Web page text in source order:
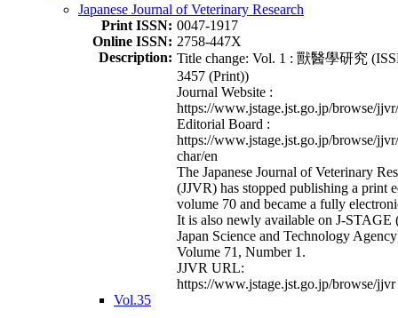
Japanese Journal of Veterinary Research
Print ISSN: 0047-1917
Online ISSN: 2758-447X
Description: Title change: Vol. 1 : 獸醫學研究
3457 (Print))
Journal Website :
https://www.jstage.jst.go.jp/browse/
Editorial Board :
https://www.jstage.jst.go.jp/browse/
char/en
The Japanese Journal of Veterinary
(JJVR) has stopped publishing a print
volume 70 and became a fully
It is also newly available on J-STAGE
Japan Science and Technology
Volume 71, Number 1.
JJVR URL:
https://www.jstage.jst.go.jp/browse/jjvr
Vol.35